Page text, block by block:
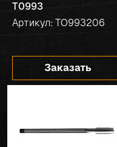
T0993
Артикул: TO993206
Заказать